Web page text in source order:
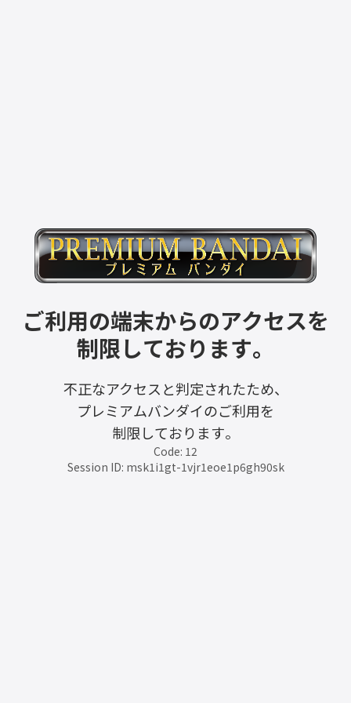
ご利用の端末からのアクセスを
制限しております。
不正なアクセスと判定されたため、
プレミアムバンダイのご利用を
制限しております。
Code: 12
Session ID: msk1i1gt-1vjr1eoe1p6gh90sk